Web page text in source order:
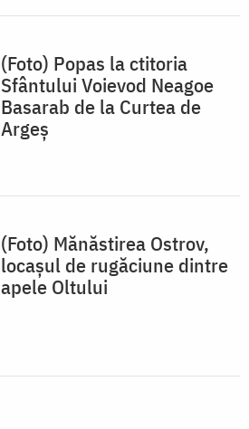
(Foto) Popas la ctitoria
Sfântului Voievod Neagoe
Basarab de la Curtea de
Argeș
(Foto) Mănăstirea Ostrov,
locașul de rugăciune dintre
apele Oltului